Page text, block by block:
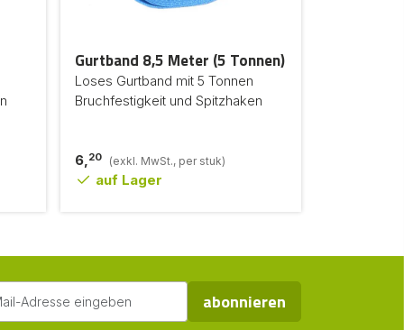
Gurtband 8,5 Meter (5 Tonnen)
Loses Gurtband mit 5 Tonnen
Bruchfestigkeit und Spitzhaken
6,20 (exkl. MwSt., per stuk)
auf Lager
abonnieren